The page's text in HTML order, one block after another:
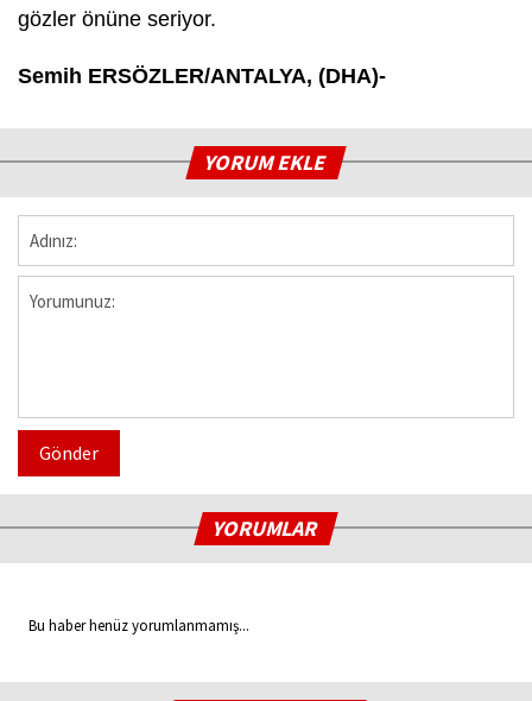
gözler önüne seriyor.
Semih ERSÖZLER/ANTALYA, (DHA)-
YORUM EKLE
Gönder
YORUMLAR
Bu haber henüz yorumlanmamış...